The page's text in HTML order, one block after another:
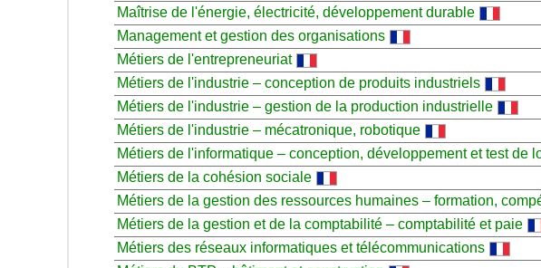
Maîtrise de l'énergie, électricité, développement durable
Management et gestion des organisations
Métiers de l'entrepreneuriat
Métiers de l'industrie – conception de produits industriels
Métiers de l'industrie – gestion de la production industrielle
Métiers de l'industrie – mécatronique, robotique
Métiers de l'informatique – conception, développement et test de
Métiers de la cohésion sociale
Métiers de la gestion des ressources humaines – formation,
Métiers de la gestion et de la comptabilité – comptabilité et paie
Métiers des réseaux informatiques et télécommunications